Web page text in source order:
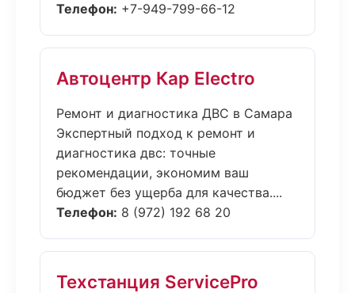
Телефон: +7-949-799-66-12
Автоцентр Кар Electro
Ремонт и диагностика ДВС в Самара
Экспертный подход к ремонт и
диагностика двс: точные
рекомендации, экономим ваш
бюджет без ущерба для качества....
Телефон: 8 (972) 192 68 20
Техстанция ServicePro